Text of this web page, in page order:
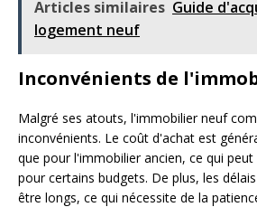
Articles similaires Guide
logement neuf
Inconvénients de
Malgré ses atouts, l'immobilier neuf
inconvénients. Le coût d'achat est
que pour l'immobilier ancien, ce qui
pour certains budgets. De plus, les
être longs, ce qui nécessite de la